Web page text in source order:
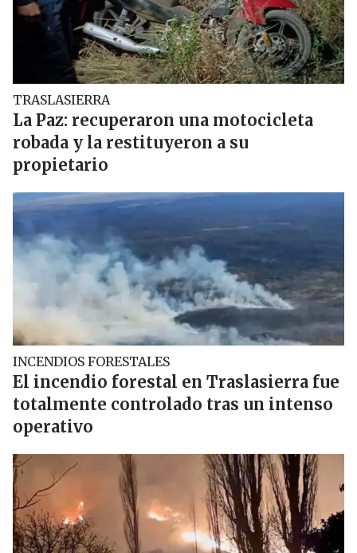
TRASLASIERRA
La Paz: recuperaron una motocicleta
robada y la restituyeron a su
propietario
INCENDIOS FORESTALES
El incendio forestal en Traslasierra fue
totalmente controlado tras un intenso
operativo